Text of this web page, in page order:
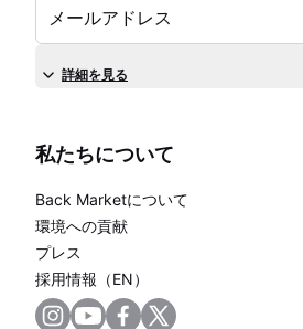
メールアドレス
詳細を見る
私たちについて
Back Marketについて
環境への貢献
プレス
採用情報（EN）